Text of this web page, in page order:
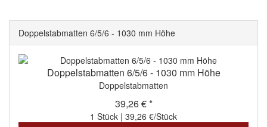
Doppelstabmatten 6/5/6 - 1030 mm Höhe
Doppelstabmatten 6/5/6 - 1030 mm Höhe
Doppelstabmatten
39,26 € *
1 Stück | 39,26 €/Stück